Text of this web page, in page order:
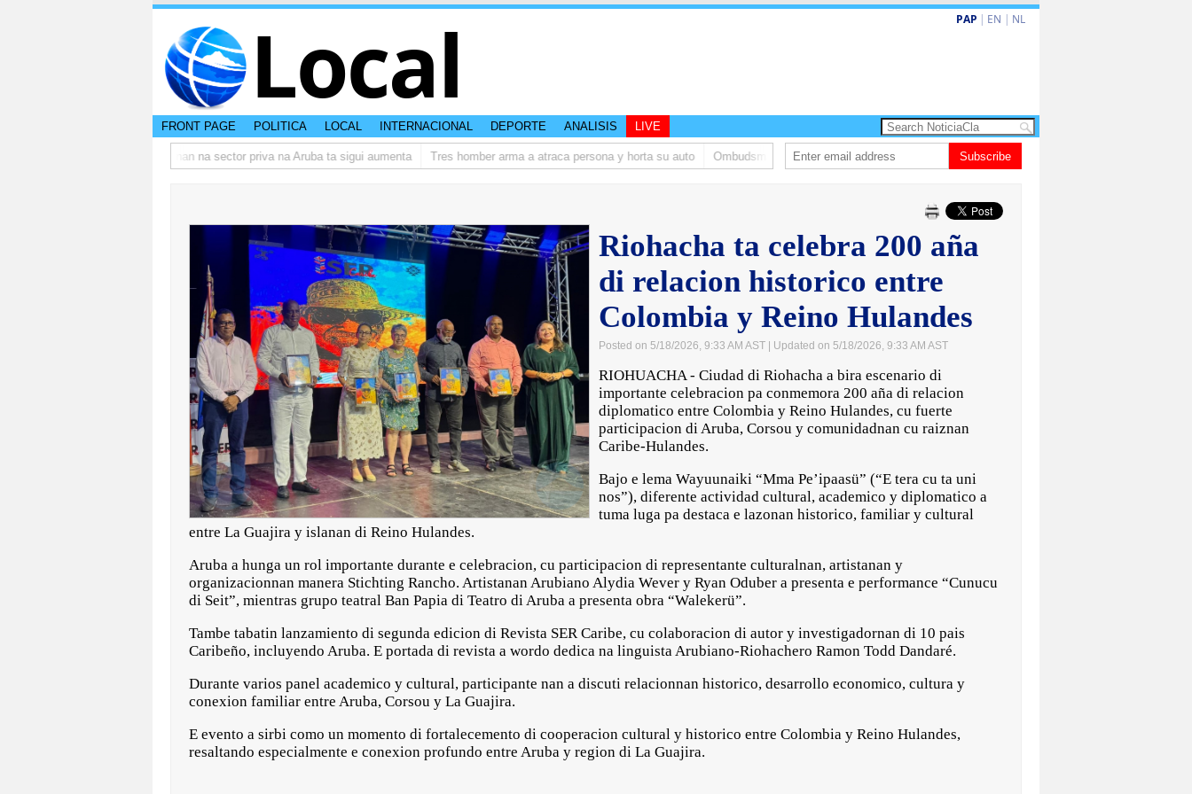
Local PAP | EN | NL
FRONT PAGE POLITICA LOCAL INTERNACIONAL DEPORTE ANALISIS LIVE
Prestamonan na sector priva na Aruba ta sigui aumenta Tres homber arma a atraca persona y horta su auto Ombudsman ta bishita barionan pa atende kehonan di ciudadano
Subscribe
Riohacha ta celebra 200 aña
di relacion historico entre
Colombia y Reino Hulandes
Posted on 5/18/2026, 9:33 AM AST | Updated on 5/18/2026, 9:33 AM AST
RIOHUACHA - Ciudad di Riohacha a bira escenario di
importante celebracion pa conmemora 200 aña di relacion
diplomatico entre Colombia y Reino Hulandes, cu fuerte
participacion di Aruba, Corsou y comunidadnan cu raiznan
Caribe-Hulandes.
Bajo e lema Wayuunaiki “Mma Pe’ipaasü” (“E tera cu ta uni
nos”), diferente actividad cultural, academico y diplomatico a
tuma luga pa destaca e lazonan historico, familiar y cultural
entre La Guajira y islanan di Reino Hulandes.
Aruba a hunga un rol importante durante e celebracion, cu participacion di representante culturalnan, artistanan y
organizacionnan manera Stichting Rancho. Artistanan Arubiano Alydia Wever y Ryan Oduber a presenta e performance “Cunucu
di Seit”, mientras grupo teatral Ban Papia di Teatro di Aruba a presenta obra “Walekerü”.
Tambe tabatin lanzamiento di segunda edicion di Revista SER Caribe, cu colaboracion di autor y investigadornan di 10 pais
Caribeño, incluyendo Aruba. E portada di revista a wordo dedica na linguista Arubiano-Riohachero Ramon Todd Dandaré.
Durante varios panel academico y cultural, participante nan a discuti relacionnan historico, desarrollo economico, cultura y
conexion familiar entre Aruba, Corsou y La Guajira.
E evento a sirbi como un momento di fortalecemento di cooperacion cultural y historico entre Colombia y Reino Hulandes,
resaltando especialmente e conexion profundo entre Aruba y region di La Guajira.